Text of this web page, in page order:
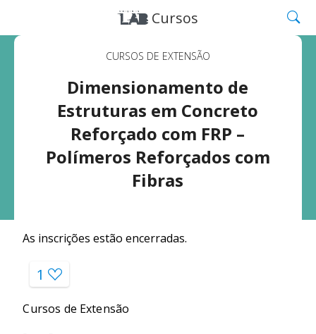
Cursos
CURSOS DE EXTENSÃO
Dimensionamento de
Estruturas em Concreto
Reforçado com FRP –
Polímeros Reforçados com
Fibras
As inscrições estão encerradas.
1
Cursos de Extensão